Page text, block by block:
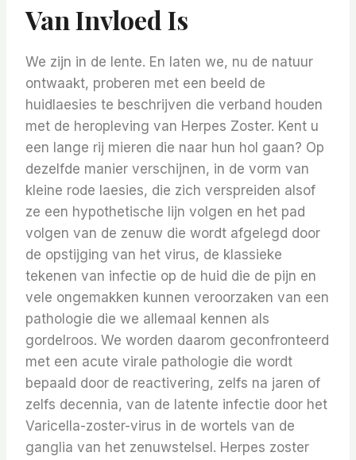
Van Invloed Is
We zijn in de lente. En laten we, nu de natuur
ontwaakt, proberen met een beeld de
huidlaesies te beschrijven die verband houden
met de heropleving van Herpes Zoster. Kent u
een lange rij mieren die naar hun hol gaan? Op
dezelfde manier verschijnen, in de vorm van
kleine rode laesies, die zich verspreiden alsof
ze een hypothetische lijn volgen en het pad
volgen van de zenuw die wordt afgelegd door
de opstijging van het virus, de klassieke
tekenen van infectie op de huid die de pijn en
vele ongemakken kunnen veroorzaken van een
pathologie die we allemaal kennen als
gordelroos. We worden daarom geconfronteerd
met een acute virale pathologie die wordt
bepaald door de reactivering, zelfs na jaren of
zelfs decennia, van de latente infectie door het
Varicella-zoster-virus in de wortels van de
ganglia van het zenuwstelsel. Herpes zoster